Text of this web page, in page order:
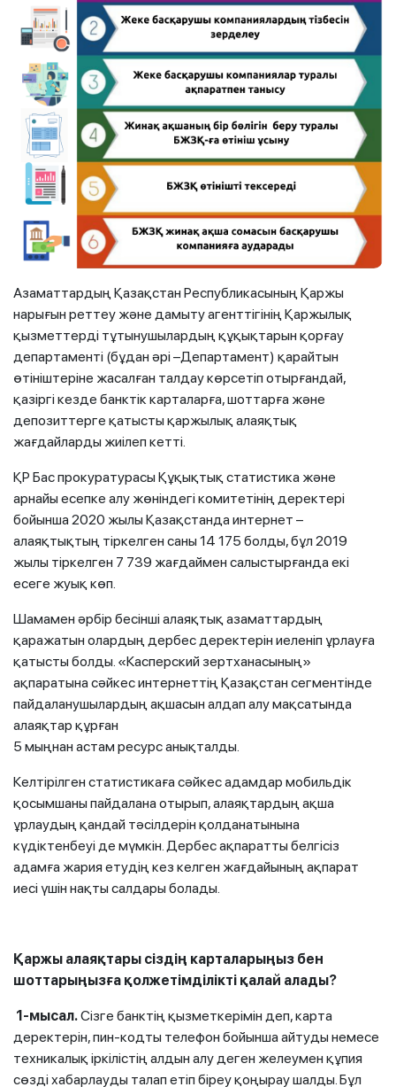
Азаматтардың Қазақстан Республикасының Қаржы
нарығын реттеу және дамыту агенттігінің Қаржылық
қызметтерді тұтынушылардың құқықтарын қорғау
департаменті (бұдан әрі –Департамент) қарайтын
өтініштеріне жасалған талдау көрсетіп отырғандай,
қазіргі кезде банктік карталарға, шоттарға және
депозиттерге қатысты қаржылық алаяқтық
жағдайларды жиілеп кетті.
ҚР Бас прокуратурасы Құқықтық статистика және
арнайы есепке алу жөніндегі комитетінің деректері
бойынша 2020 жылы Қазақстанда интернет –
алаяқтықтың тіркелген саны 14 175 болды, бұл 2019
жылы тіркелген 7 739 жағдаймен салыстырғанда екі
есеге жуық көп.
Шамамен әрбір бесінші алаяқтық азаматтардың
қаражатын олардың дербес деректерін иеленіп ұрлауға
қатысты болды. «Касперский зертханасының»
ақпаратына сәйкес интернеттің Қазақстан сегментінде
пайдаланушылардың ақшасын алдап алу мақсатында
алаяқтар құрған
5 мыңнан астам ресурс анықталды.
Келтірілген статистикаға сәйкес адамдар мобильдік
қосымшаны пайдалана отырып, алаяқтардың ақша
ұрлаудың қандай тәсілдерін қолданатынына
күдіктенбеуі де мүмкін. Дербес ақпаратты белгісіз
адамға жария етудің кез келген жағдайының ақпарат
иесі үшін нақты салдары болады.
Қаржы алаяқтары сіздің карталарыңыз бен
шоттарыңызға қолжетімділікті қалай алады?
1-мысал.Сізге банктің қызметкерімін деп, карта
деректерін, пин-кодты телефон бойынша айтуды немесе
техникалық іркілістің алдын алу деген желеумен құпия
сөзді хабарлауды талап етіп біреу қоңырау шалды. Бұл